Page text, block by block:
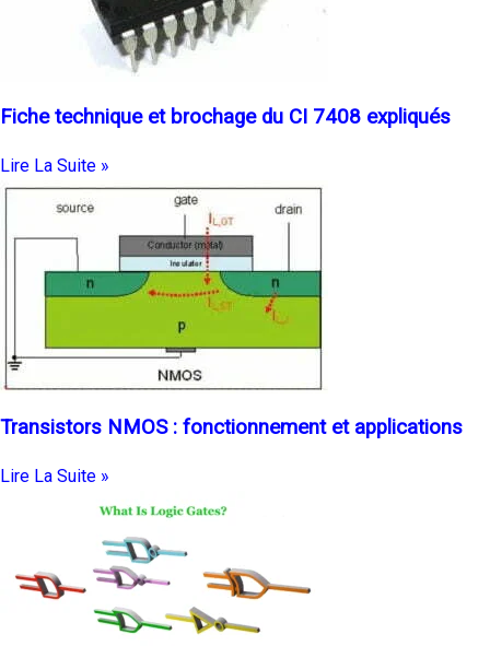
Fiche technique et brochage du CI 7408 expliqués
Lire La Suite »
Transistors NMOS : fonctionnement et applications
Lire La Suite »